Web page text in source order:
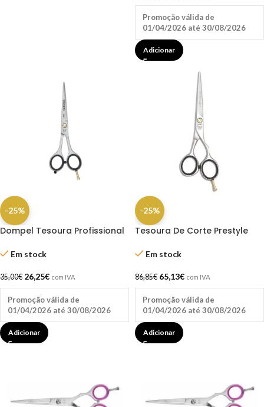
Promoção válida de
01/04/2026 até 30/08/2026
Adicionar
-25%
Dompel Tesoura Profissional
Em stock
35,00€ 26,25€ com IVA
Promoção válida de
01/04/2026 até 30/08/2026
Adicionar
-25%
Tesoura De Corte Prestyle
Em stock
86,85€ 65,13€ com IVA
Promoção válida de
01/04/2026 até 30/08/2026
Adicionar